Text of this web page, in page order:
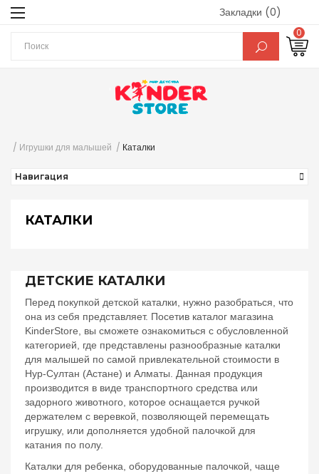
Закладки (0)
0
Игрушки для малышей Каталки
Навигация
КАТАЛКИ
ДЕТСКИЕ КАТАЛКИ
Перед покупкой детской каталки, нужно разобраться, что
она из себя представляет. Посетив каталог магазина
KinderStore, вы сможете ознакомиться с обусловленной
категорией, где представлены разнообразные каталки
для малышей по самой привлекательной стоимости в
Нур-Султан (Астане) и Алматы. Данная продукция
производится в виде транспортного средства или
задорного животного, которое оснащается ручкой
держателем с веревкой, позволяющей перемещать
игрушку, или дополняется удобной палочкой для
катания по полу.
Каталки для ребенка, оборудованные палочкой, чаще